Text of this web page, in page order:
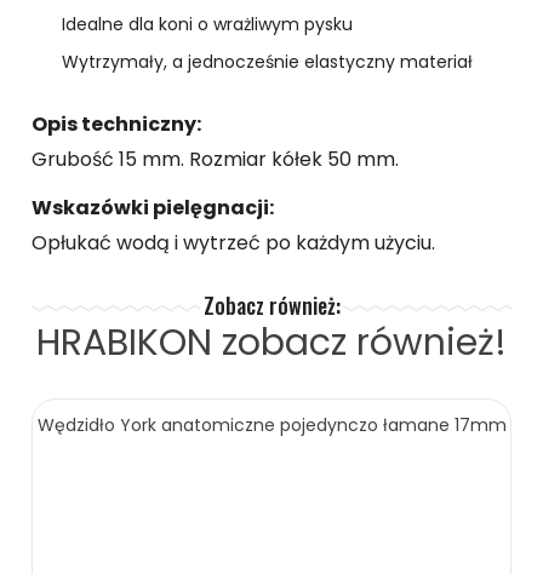
Idealne dla koni o wrażliwym pysku
Wytrzymały, a jednocześnie elastyczny materiał
Opis techniczny:
Grubość 15 mm. Rozmiar kółek 50 mm.
Wskazówki pielęgnacji:
Opłukać wodą i wytrzeć po każdym użyciu.
Zobacz również:
HRABIKON zobacz również!
Wędzidło York anatomiczne pojedynczo łamane 17mm